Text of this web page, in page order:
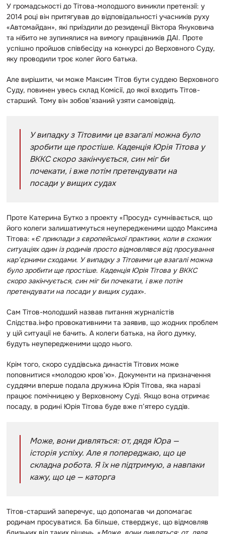
У громадськості до Тітова-молодшого виникли претензії: у
2014 році він притягував до відповідальності учасників руху
«Автомайдан», які приїздили до резиденції Віктора Януковича
та нібито не зупинялися на вимогу працівників ДАІ. Проте
успішно пройшов співбесіду на конкурсі до Верховного Суду,
яку проводили троє колег його батька.
Але вирішити, чи може Максим Тітов бути суддею Верховного
Суду, повинен увесь склад Комісії, до якої входить Тітов-
старший. Тому він зобов’язаний узяти самовідвід.
У випадку з Тітовими це взагалі можна було
зробити ще простіше. Каденція Юрія Тітова у
ВККС скоро закінчується, син міг би
почекати, і вже потім претендувати на
посади у вищих судах
Проте Катерина Бутко з проекту «Просуд» сумнівається, що
його колеги залишатимуться неупередженими щодо Максима
Тітова: «Є приклади з європейської практики, коли в схожих
ситуаціях один із родичів просто відмовлявся від просування
кар’єрними сходами. У випадку з Тітовими це взагалі можна
було зробити ще простіше. Каденція Юрія Тітова у ВККС
скоро закінчується, син міг би почекати, і вже потім
претендувати на посади у вищих судах».
Сам Тітов-молодший назвав питання журналістів
Слідства.інфо провокативними та заявив, що жодних проблем
у цій ситуації не бачить. А колеги батька, на його думку,
будуть неупередженими щодо нього.
Крім того, скоро суддівська династія Тітових може
поповнитися «молодою кров’ю». Документи на призначення
суддями вперше подала дружина Юрія Тітова, яка наразі
працює помічницею у Верховному Суді. Якщо вона отримає
посаду, в родині Юрія Тітова буде вже п’ятеро суддів.
Може, вони дивляться: от, дядя Юра —
історія успіху. Але я попереджаю, що це
складна робота. Я їх не підтримую, а навпаки
кажу, що це — каторга
Тітов-старший заперечує, що допомагав чи допомагає
родичам просуватися. Ба більше, стверджує, що відмовляв